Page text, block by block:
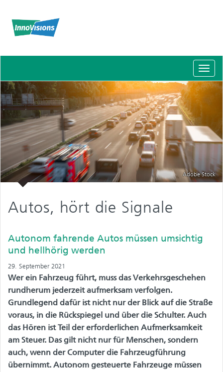
Adobe Stock
Autos, hört die Signale
Autonom fahrende Autos müssen umsichtig
und hellhörig werden
29. September 2021
Wer ein Fahrzeug führt, muss das Verkehrsgeschehen
rundherum jederzeit aufmerksam verfolgen.
Grundlegend dafür ist nicht nur der Blick auf die Straße
voraus, in die Rückspiegel und über die Schulter. Auch
das Hören ist Teil der erforderlichen Aufmerksamkeit
am Steuer. Das gilt nicht nur für Menschen, sondern
auch, wenn der Computer die Fahrzeugführung
übernimmt. Autonom gesteuerte Fahrzeuge müssen